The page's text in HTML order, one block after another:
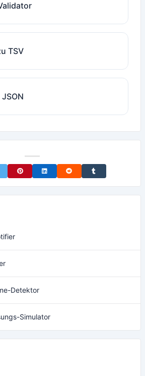
TSV
on Twitter
Share on Pinterest
Share on LinkedIn
Share on RedditShare on Tumblr
Detektor
Simulator